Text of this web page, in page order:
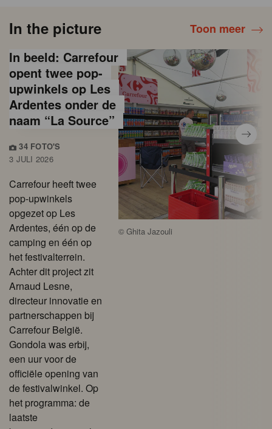
In the picture Toon meer
In beeld: Carrefour
opent twee pop-
upwinkels op Les
Ardentes onder de
naam “La Source”
34 FOTO'S
3 JULI 2026
Carrefour heeft twee
pop-upwinkels
opgezet op Les
Ardentes, één op de
camping en één op
het festivalterrein.
Achter dit project zit
Arnaud Lesne,
directeur innovatie en
partnerschappen bij
Carrefour België.
Gondola was erbij,
een uur voor de
officiële opening van
de festivalwinkel. Op
het programma: de
laatste
©Ghita Jazouli